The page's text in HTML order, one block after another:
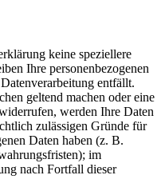
keine speziellere
Ihre personenbezogenen
entfällt.
geltend machen oder eine
werden Ihre Daten
zulässigen Gründe für
Daten haben (z. B.
im
nach Fortfall dieser